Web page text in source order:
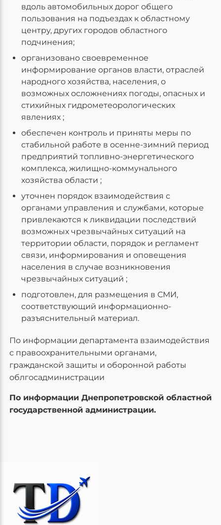
вдоль автомобильных дорог общего
пользования на подъездах к областному
центру, других городов областного
подчинения;
организовано своевременное
информирование органов власти, отраслей
народного хозяйства, населения, о
возможных осложнениях погоды, опасных и
стихийных гидрометеорологических
явлениях ;
обеспечен контроль и приняты меры по
стабильной работе в осенне-зимний период
предприятий топливно-энергетического
комплекса, жилищно-коммунального
хозяйства области ;
уточнен порядок взаимодействия с
органами управления и службами, которые
привлекаются к ликвидации последствий
возможных чрезвычайных ситуаций на
территории области, порядок и регламент
связи, информирования и оповещения
населения в случае возникновения
чрезвычайных ситуаций ;
подготовлен, для размещения в СМИ,
соответствующий информационно-
разъяснительный материал.
По информации департамента взаимодействия
с правоохранительными органами,
гражданской защиты и оборонной работы
облгосадминистрации
По информации Днепропетровской областной
государственной администрации.